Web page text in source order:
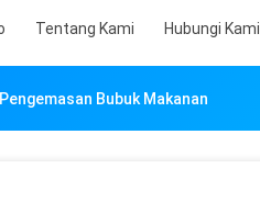
Tentang Kami Hubungi Kami
Bubuk Makanan